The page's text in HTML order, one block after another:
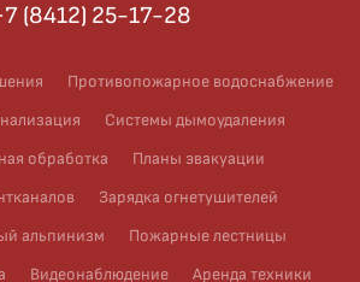
(8412) 25-17-28
Противопожарное водоснабжение
Системы дымоудаления
обработка
Планы эвакуации
Зарядка огнетушителей
альпинизм
Пожарные лестницы
Видеонаблюдение Аренда техники